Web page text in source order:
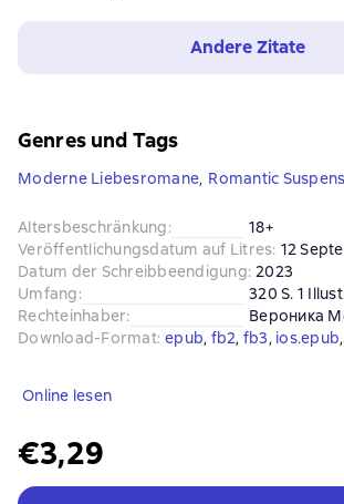
Andere Zitate
Genres und Tags
Moderne Liebesromane, Romantic
Altersbeschränkung:
18+
Veröffentlichungsdatum auf Litres: 12
Datum der Schreibbeendigung: 2023
Umfang:
320 S. 1
Rechteinhaber:
Вероника
Download-Format: epub, fb2, fb3, ios.epub,
Online lesen
€3,29